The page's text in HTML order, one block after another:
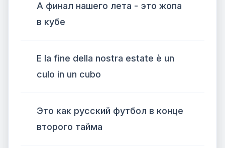
А финал нашего лета - это жопа
в кубе
E la fine della nostra estate è un
culo in un cubo
Это как русский футбол в конце
второго тайма